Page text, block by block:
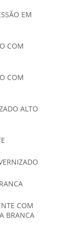
EM
COM
COM
ALTO
COM
BRANCA